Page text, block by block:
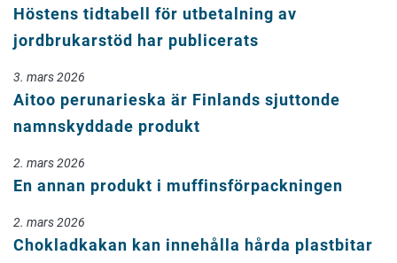
Höstens tidtabell för utbetalning av
jordbrukarstöd har publicerats
3. mars 2026
Aitoo perunarieska är Finlands sjuttonde
namnskyddade produkt
2. mars 2026
En annan produkt i muffinsförpackningen
2. mars 2026
Chokladkakan kan innehålla hårda plastbitar